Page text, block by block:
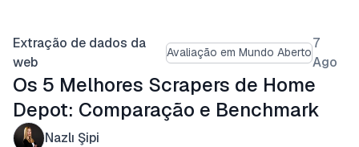
Extração de dados da
web
Avaliação em Mundo Aberto
7
Ago
Os 5 Melhores Scrapers de Home
Depot: Comparação e Benchmark
Nazlı Şipi